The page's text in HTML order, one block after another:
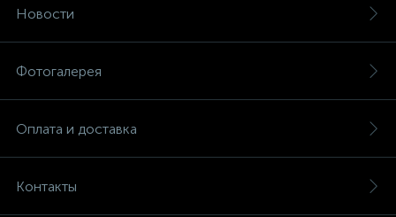
Новости
Фотогалерея
Оплата и доставка
Контакты